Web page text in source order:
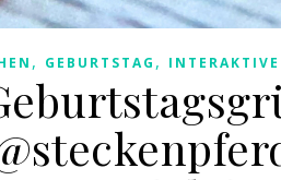
, GEBURTSTAG ,